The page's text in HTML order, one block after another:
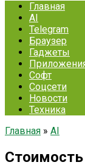
Главная
AI
Telegram
Браузер
Гаджеты
Софт
Соцсети
Новости
Техника
Главная » AI
Стоимость